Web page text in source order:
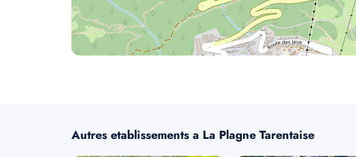
Autres etablissements a La Plagne Tarentaise